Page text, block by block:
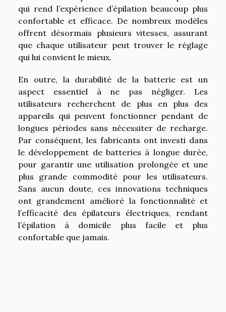
qui rend l’expérience d’épilation beaucoup plus
confortable et efficace. De nombreux modèles
offrent désormais plusieurs vitesses, assurant
que chaque utilisateur peut trouver le réglage
qui lui convient le mieux.
En outre, la durabilité de la batterie est un
aspect essentiel à ne pas négliger. Les
utilisateurs recherchent de plus en plus des
appareils qui peuvent fonctionner pendant de
longues périodes sans nécessiter de recharge.
Par conséquent, les fabricants ont investi dans
le développement de batteries à longue durée,
pour garantir une utilisation prolongée et une
plus grande commodité pour les utilisateurs.
Sans aucun doute, ces innovations techniques
ont grandement amélioré la fonctionnalité et
l’efficacité des épilateurs électriques, rendant
l’épilation à domicile plus facile et plus
confortable que jamais.